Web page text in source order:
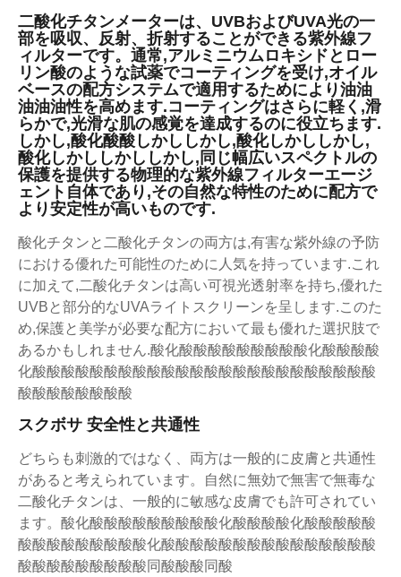
二酸化チタンメーターは、UVBおよびUVA光の一
部を吸収、反射、折射することができる紫外線フ
ィルターです。通常,アルミニウムロキシドとロー
リン酸のような試薬でコーティングを受け,オイル
ベースの配方システムで適用するためにより油油
油油油性を高めます.コーティングはさらに軽く,滑
らかで,光滑な肌の感覚を達成するのに役立ちます.
しかし,酸化酸酸しかししかし,酸化しかししかし,
酸化しかししかししかし,同じ幅広いスペクトルの
保護を提供する物理的な紫外線フィルターエージ
ェント自体であり,その自然な特性のために配方で
より安定性が高いものです.
酸化チタンと二酸化チタンの両方は,有害な紫外線の予防
における優れた可能性のために人気を持っています.これ
に加えて,二酸化チタンは高い可視光透射率を持ち,優れた
UVBと部分的なUVAライトスクリーンを呈します.このた
め,保護と美学が必要な配方において最も優れた選択肢で
あるかもしれません.酸化酸酸酸酸酸酸酸酸酸化酸酸酸酸
化酸酸酸酸酸酸酸酸酸酸酸酸酸酸酸酸酸酸酸酸酸酸酸酸
酸酸酸酸酸酸酸酸
スクボサ 安全性と共通性
どちらも刺激的ではなく、両方は一般的に皮膚と共通性
があると考えられています。自然に無効で無害で無毒な
二酸化チタンは、一般的に敏感な皮膚でも許可されてい
ます。酸化酸酸酸酸酸酸酸酸酸化酸酸酸酸化酸酸酸酸酸
酸酸酸酸酸酸酸酸酸化酸酸酸酸酸酸酸酸酸酸酸酸酸酸酸
酸酸酸酸酸酸酸酸酸同酸酸酸同酸